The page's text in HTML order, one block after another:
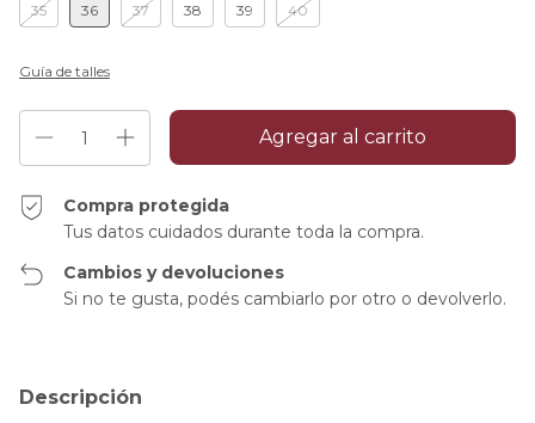
35 36 37 38 39 40
Guía de talles
Compra protegida
Tus datos cuidados durante toda la compra.
Cambios y devoluciones
Si no te gusta, podés cambiarlo por otro o devolverlo.
Descripción